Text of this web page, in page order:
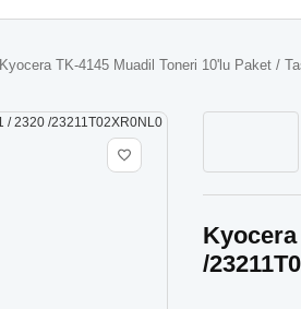
Kyocera TK-4145 Muadil Toneri 10'lu Paket /
Kyocera
/